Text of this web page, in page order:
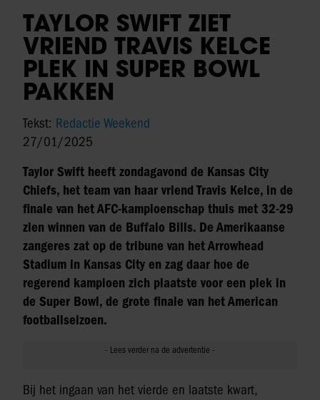
TAYLOR SWIFT ZIET
VRIEND TRAVIS KELCE
PLEK IN SUPER BOWL
PAKKEN
Tekst: Redactie Weekend
27/01/2025
Taylor Swift heeft zondagavond de Kansas City
Chiefs, het team van haar vriend Travis Kelce, in de
finale van het AFC-kampioenschap thuis met 32-29
zien winnen van de Buffalo Bills. De Amerikaanse
zangeres zat op de tribune van het Arrowhead
Stadium in Kansas City en zag daar hoe de
regerend kampioen zich plaatste voor een plek in
de Super Bowl, de grote finale van het American
footballseizoen.
Bij het ingaan van het vierde en laatste kwart,